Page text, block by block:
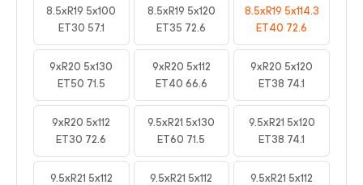
8.5xR19 5x100
ET30 57.1
8.5xR19 5x120
ET35 72.6
8.5xR19 5x114.3
ET40 72.6
9xR20 5x130
ET50 71.5
9xR20 5x112
ET40 66.6
9xR20 5x120
ET38 74.1
9xR20 5x112
ET30 72.6
9.5xR21 5x130
ET60 71.5
9.5xR21 5x120
ET38 74.1
9.5xR21 5x112
9.5xR21 5x112
9.5xR21 5x112